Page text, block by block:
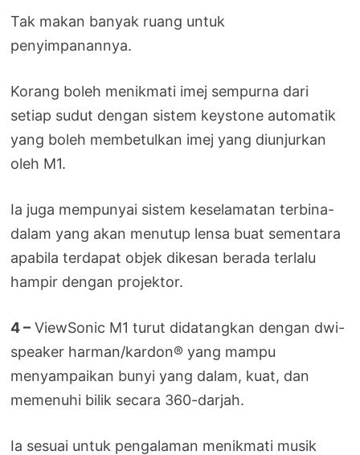
Tak makan banyak ruang untuk
penyimpanannya.
Korang boleh menikmati imej sempurna dari
setiap sudut dengan sistem keystone automatik
yang boleh membetulkan imej yang diunjurkan
oleh M1.
Ia juga mempunyai sistem keselamatan terbina-
dalam yang akan menutup lensa buat sementara
apabila terdapat objek dikesan berada terlalu
hampir dengan projektor.
4 – ViewSonic M1 turut didatangkan dengan dwi-
speaker harman/kardon® yang mampu
menyampaikan bunyi yang dalam, kuat, dan
memenuhi bilik secara 360-darjah.
Ia sesuai untuk pengalaman menikmati musik